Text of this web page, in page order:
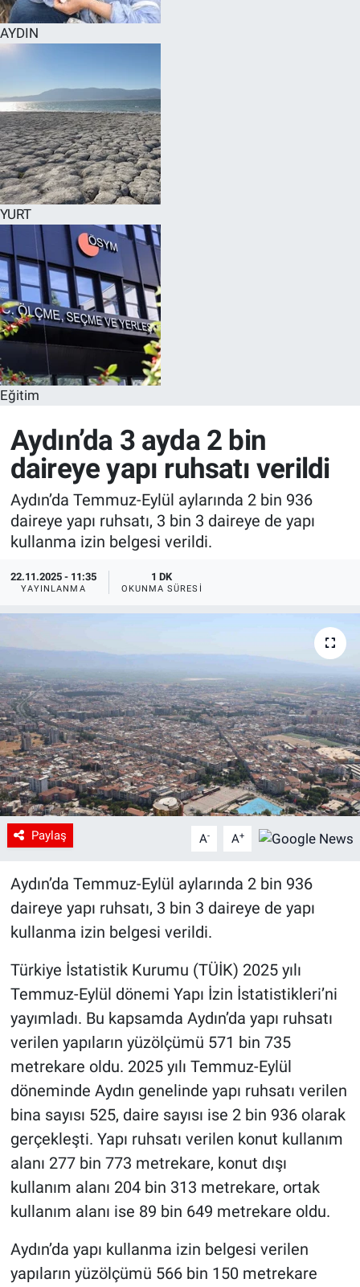
AYDIN
YURT
Eğitim
Aydın’da 3 ayda 2 bin
daireye yapı ruhsatı verildi
Aydın’da Temmuz-Eylül aylarında 2 bin 936
daireye yapı ruhsatı, 3 bin 3 daireye de yapı
kullanma izin belgesi verildi.
22.11.2025 - 11:35
YAYINLANMA
1 DK
OKUNMA SÜRESI
Paylaş A- A+
Aydın’da Temmuz-Eylül aylarında 2 bin 936
daireye yapı ruhsatı, 3 bin 3 daireye de yapı
kullanma izin belgesi verildi.
Türkiye İstatistik Kurumu (TÜİK) 2025 yılı
Temmuz-Eylül dönemi Yapı İzin İstatistikleri’ni
yayımladı. Bu kapsamda Aydın’da yapı ruhsatı
verilen yapıların yüzölçümü 571 bin 735
metrekare oldu. 2025 yılı Temmuz-Eylül
döneminde Aydın genelinde yapı ruhsatı verilen
bina sayısı 525, daire sayısı ise 2 bin 936 olarak
gerçekleşti. Yapı ruhsatı verilen konut kullanım
alanı 277 bin 773 metrekare, konut dışı
kullanım alanı 204 bin 313 metrekare, ortak
kullanım alanı ise 89 bin 649 metrekare oldu.
Aydın’da yapı kullanma izin belgesi verilen
yapıların yüzölçümü 566 bin 150 metrekare